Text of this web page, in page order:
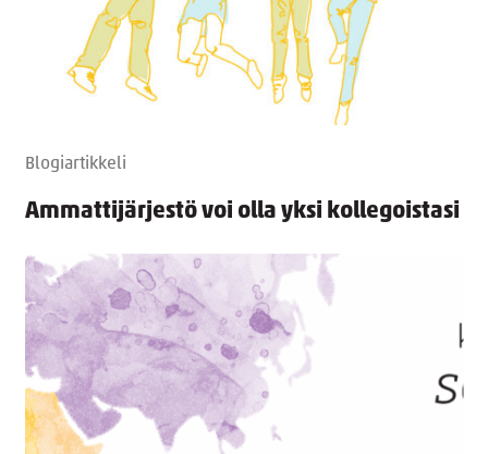
Blogiartikkeli
Ammattijärjestö voi olla yksi kollegoistasi